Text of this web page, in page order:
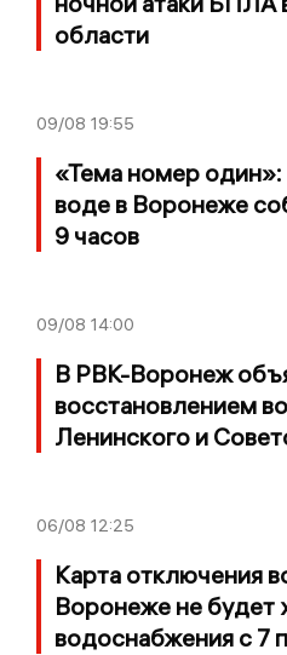
области
09/08 19:55
«Тема номер
воде в Воронеже
9 часов
09/08 14:00
В РВК-Воронеж
восстановлением
Ленинского и
06/08 12:25
Карта отключения
Воронеже не будет
водоснабжения с 7